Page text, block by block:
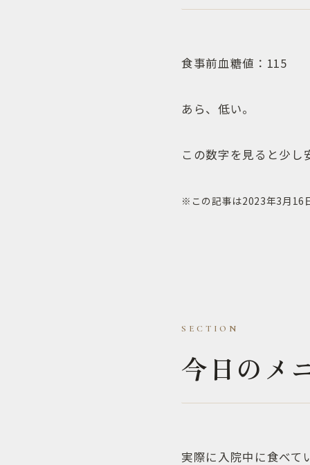
食事前血糖値：115
あら、低い。
この数字を見ると少し
※この記事は2023年3月16
今日のメ
実際に入院中に食べて